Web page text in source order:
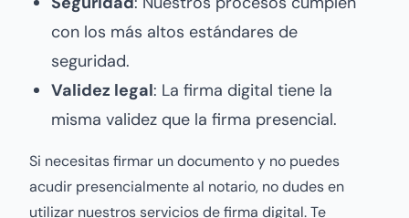
con los más altos estándares de
seguridad.
Validez legal: La firma digital tiene la
misma validez que la firma presencial.
Si necesitas firmar un documento y no puedes
acudir presencialmente al notario, no dudes en
utilizar nuestros servicios de firma digital. Te